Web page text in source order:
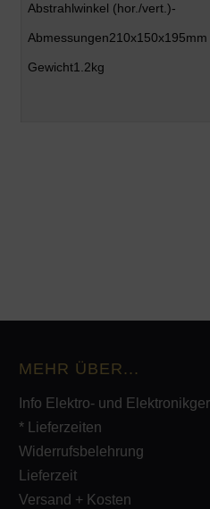
Abstrahlwinkel (hor./vert.)-
Abmessungen210x150x195mm
Gewicht1.2kg
MEHR ÜBER...
Info Elektro- und
* Lieferzeiten
Widerrufsbelehrung
Lieferzeit
Versand + Kosten